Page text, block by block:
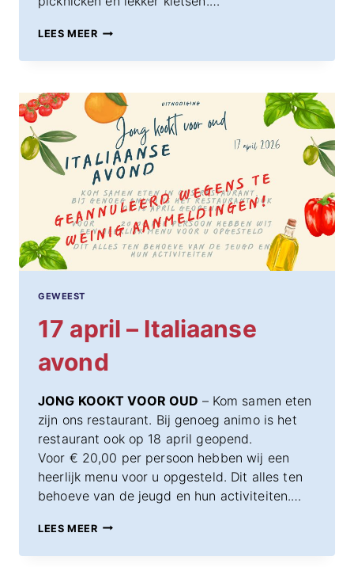
LEES MEER6
–
GEWEEST
17 april – Italiaanse
avond
JONG KOOKT VOOR OUD – Kom samen eten
zijn ons restaurant. Bij genoeg animo is het
restaurant ook op 18 april geopend.
Voor € 20,00 per persoon hebben wij een
heerlijk menu voor u opgesteld. Dit alles ten
behoeve van de jeugd en hun activiteiten.…
LEES MEER17
–